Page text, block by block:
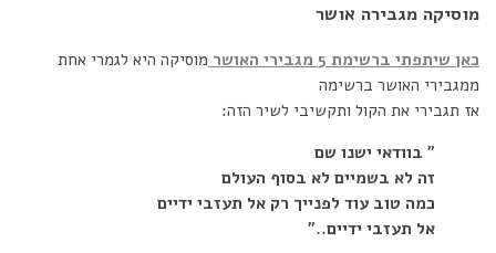
מוסיקה מגבירה אושר
כאן שיתפתי ברשימת 5 מגבירי האושר
מוסיקה היא לגמרי אחת
ממגבירי האושר ברשימה
אז תגבירי את הקול ותקשיבי לשיר הזה:
” בוודאי ישנו שם
זה לא בשמיים לא בסוף העולם
כמה טוב עוד לפנייך רק אל תעזבי ידיים
אל תעזבי ידיים..”